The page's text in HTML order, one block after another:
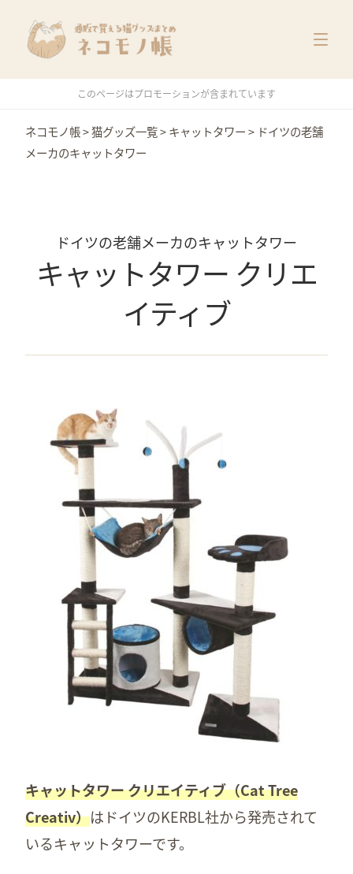
猫グッズ一覧
メーカー別
価格別
このページはプロモーションが含まれています
ネコモノ帳>猫グッズ一覧>キャットタワー> ドイツの老舗
メーカのキャットタワー
ドイツの老舗メーカのキャットタワー
キャットタワー クリエ
イティブ
キャットタワー クリエイティブ（Cat Tree
Creativ）はドイツのKERBL社から発売されて
いるキャットタワーです。